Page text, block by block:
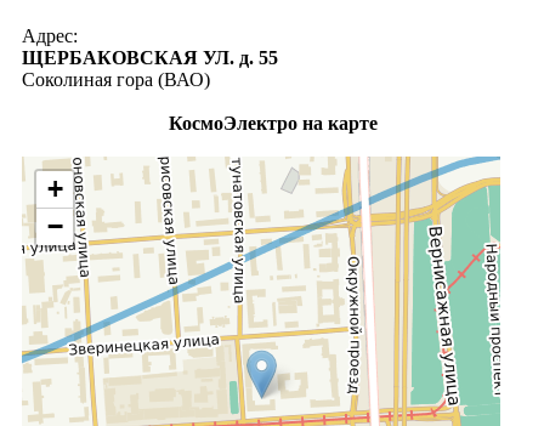
Адрес:
ЩЕРБАКОВСКАЯ УЛ. д. 55
Соколиная гора (ВАО)
КосмоЭлектро на карте
+
−